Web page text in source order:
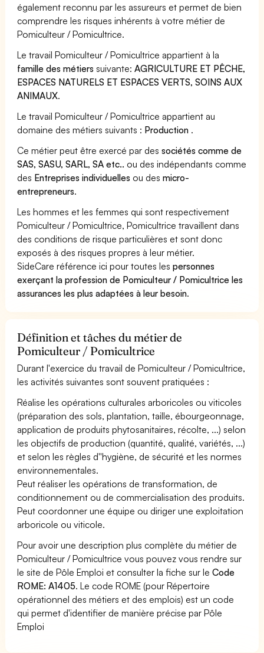
également reconnu par les assureurs et permet de bien
comprendre les risques inhérents à votre métier de
Pomiculteur / Pomicultrice.
Le travail Pomiculteur / Pomicultrice appartient à la
famille des métiers suivante:AGRICULTURE ET PÊCHE,
ESPACES NATURELS ET ESPACES VERTS, SOINS AUX
ANIMAUX.
Le travail Pomiculteur / Pomicultrice appartient au
domaine des métiers suivants : Production .
Ce métier peut être exercé par dessociétés comme de
SAS, SASU, SARL, SA etc.. ou des indépendants comme
des Entreprises individuelles ou desmicro-
entrepreneurs.
Les hommes et les femmes qui sont respectivement
Pomiculteur / Pomicultrice, Pomicultrice travaillent dans
des conditions de risque particulières et sont donc
exposés à des risques propres à leur métier.
SideCare référence ici pour toutes lespersonnes
exerçant la profession de Pomiculteur / Pomicultrice les
assurances les plus adaptées à leur besoin.
Définition et tâches du métier de
Pomiculteur / Pomicultrice
Durant l'exercice du travail de Pomiculteur / Pomicultrice,
les activités suivantes sont souvent pratiquées :
Réalise les opérations culturales arboricoles ou viticoles
(préparation des sols, plantation, taille, ébourgeonnage,
application de produits phytosanitaires, récolte, ...) selon
les objectifs de production (quantité, qualité, variétés, ...)
et selon les règles d''hygiène, de sécurité et les normes
environnementales.
Peut réaliser les opérations de transformation, de
conditionnement ou de commercialisation des produits.
Peut coordonner une équipe ou diriger une exploitation
arboricole ou viticole.
Pour avoir une description plus complète du métier de
Pomiculteur / Pomicultrice vous pouvez vous rendre sur
le site de Pôle Emploi et consulter la fiche sur leCode
ROME: A1405. Le code ROME (pour Répertoire
opérationnel des métiers et des emplois) est un code
qui permet d'identifier de manière précise par Pôle
Emploi